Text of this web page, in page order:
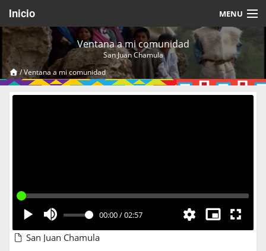
Inicio MENU
Acerca de
Videos Temáticos
Cerrar Sesión
Ventana a mi comunidad
San Juan Chamula
/Ventana a mi comunidad
00:00/02:57
San Juan Chamula